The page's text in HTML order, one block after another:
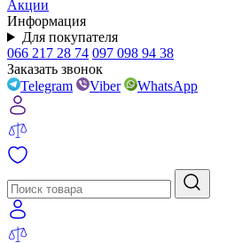
Акции
Информация
Для покупателя
066 217 28 74 097 098 94 38
Заказать звонок
Telegram
Viber WhatsApp